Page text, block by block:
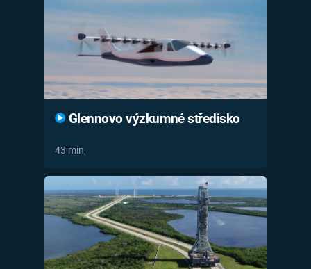
Glennovo výzkumné středisko
43 min,